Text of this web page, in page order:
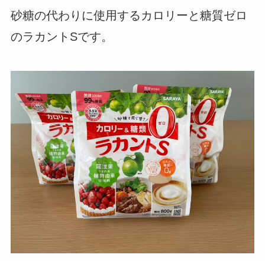
砂糖の代わりに使用するカロリーと糖質ゼロ
のラカントSです。